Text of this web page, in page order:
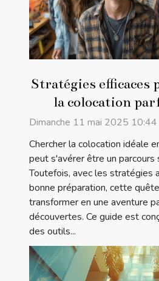
Stratégies efficaces
la colocation
étudiants
Dimanche 11 mai 2025 10:44
Chercher la colocation idéale
peut s'avérer être un parcours
Toutefois, avec les stratégies
bonne préparation, cette
transformer en une aventure
découvertes. Ce guide est
des outils...